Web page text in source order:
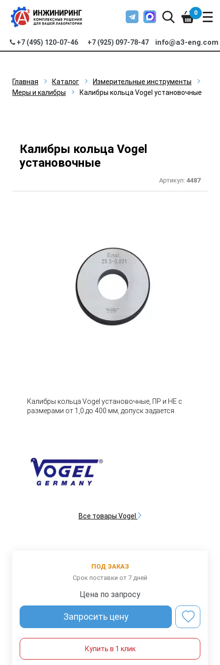
+7 (495) 120-07-46 +7 (925) 097-78-47 info@a3-eng.com
0
Главная Каталог
Измерительные инструменты
Меры и калибры
Калибры кольца Vogel установочные
Калибры кольца Vogel
установочные
Артикул: 4487
Калибры кольца Vogel установочные, ПР и НЕ с
размерами от 1,0 до 400 мм, допуск задается.
Все товары Vogel
ПОД ЗАКАЗ
Срок поставки от 7 дней
Цена по запросу
Запросить цену
Купить в 1 клик